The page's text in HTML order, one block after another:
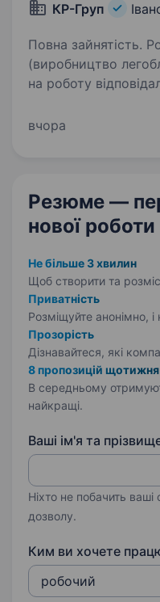
КР-Груп
Повна зайнятість. Робочий на бетонний завод
(виробництво
на роботу
легоблоків. Обов’язки:
вчора
Резюме —
нової роботи
Не більше 3 хвилин
Щоб створити та
Приватність
Розміщуйте анонімно, і
Прозорість
Дізнавайтеся, які
8 пропозицій щотижня
В середньому
найкращі.
Ваші ім'я та
Ніхто не побачить ваші
дозволу.
Ким ви хочете